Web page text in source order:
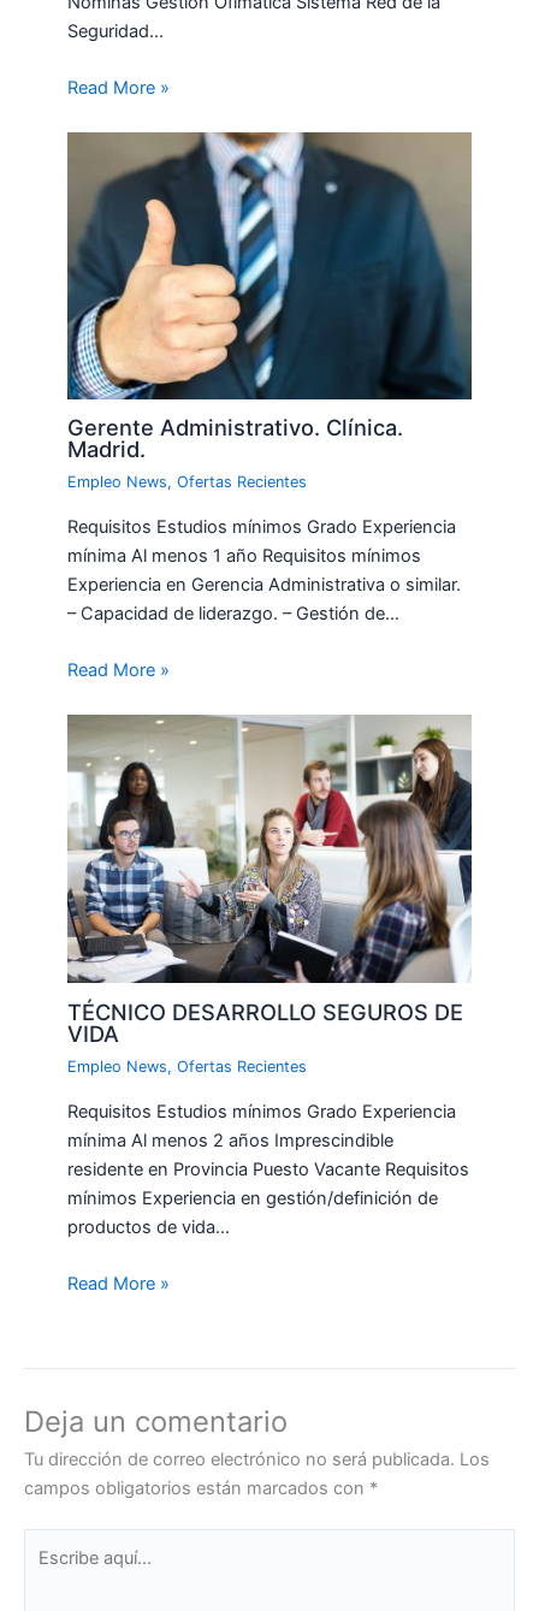
Seguridad…
Read More »
Gerente Administrativo. Clínica.
Madrid.
Empleo News,Ofertas Recientes
Requisitos Estudios mínimos Grado Experiencia
mínima Al menos 1 año Requisitos mínimos
Experiencia en Gerencia Administrativa o similar.
– Capacidad de liderazgo. – Gestión de…
Read More »
TÉCNICO DESARROLLO SEGUROS DE
VIDA
Empleo News,Ofertas Recientes
Requisitos Estudios mínimos Grado Experiencia
mínima Al menos 2 años Imprescindible
residente en Provincia Puesto Vacante Requisitos
mínimos Experiencia en gestión/definición de
productos de vida…
Read More »
Deja un comentario
Tu dirección de correo electrónico no será publicada. Los
campos obligatorios están marcados con *
aquí...